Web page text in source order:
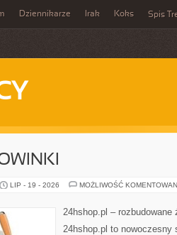
Dziennikarze Irak Koks Spis
LIP - 19 - 2026 MOŻLIWOŚĆ
24hshop.pl – rozbudowane
24hshop.pl to nowoczesny